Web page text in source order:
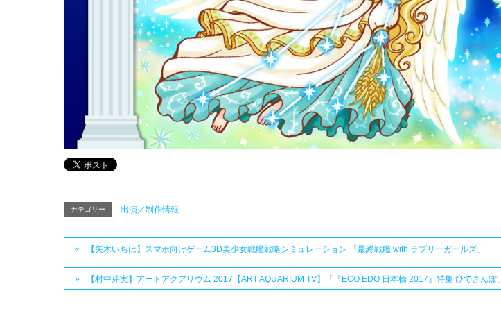
カテゴリー 出演／制作情報
【矢木いちは】スマホ向けゲーム3D美少女戦艦戦略シミュレーション 「最終戦艦 with ラブリーガールズ」
【村中芽実】アートアクアリウム 2017【ART AQUARIUM TV】「『ECO EDO 日本橋 2017』特集 ひでさんぽ」